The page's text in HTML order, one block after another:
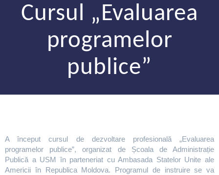
Cursul „Evaluarea
programelor
publice”
A început cursul de dezvoltare profesională „Evaluarea
programelor publice”, organizat de Școala de Administrație
Publică a USM în parteneriat cu Ambasada Statelor Unite ale
Americii în Republica Moldova. Programul de instruire se va